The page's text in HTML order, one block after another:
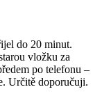
do 20 minut.
vložku za
po telefonu –
Určitě doporučuji.